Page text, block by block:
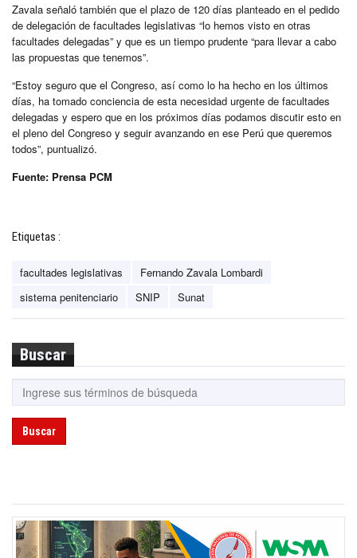
Zavala señaló también que el plazo de 120 días planteado en el pedido
de delegación de facultades legislativas “lo hemos visto en otras
facultades delegadas” y que es un tiempo prudente “para llevar a cabo
las propuestas que tenemos”.
“Estoy seguro que el Congreso, así como lo ha hecho en los últimos
días, ha tomado conciencia de esta necesidad urgente de facultades
delegadas y espero que en los próximos días podamos discutir esto en
el pleno del Congreso y seguir avanzando en ese Perú que queremos
todos”, puntualizó.
Fuente: Prensa PCM
Etiquetas :
facultades legislativas
Fernando Zavala Lombardi
sistema penitenciario
SNIP Sunat
Buscar
Buscar